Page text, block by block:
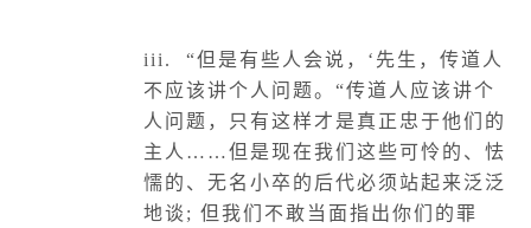
iii. “但是有些人会说，‘先生，传道人
不应该讲个人问题。“传道人应该讲个
人问题，只有这样才是真正忠于他们的
主人……但是现在我们这些可怜的、怯
懦的、无名小卒的后代必须站起来泛泛
地谈 ; 但我们不敢当面指出你们的罪